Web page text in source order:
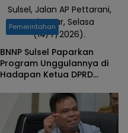
Sulsel, Jalan AP Pettarani,
Makassar, Selasa
(14/7/2026).
Pemerintahan
BNNP Sulsel Paparkan
Program Unggulannya di
Hadapan Ketua DPRD